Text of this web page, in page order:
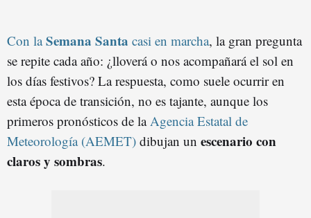
Con laSemana Santa casi en marcha, la gran pregunta
se repite cada año: ¿lloverá o nos acompañará el sol en
los días festivos? La respuesta, como suele ocurrir en
esta época de transición, no es tajante, aunque los
primeros pronósticos de la Agencia Estatal de
Meteorología (AEMET) dibujan un escenario con
claros y sombras.